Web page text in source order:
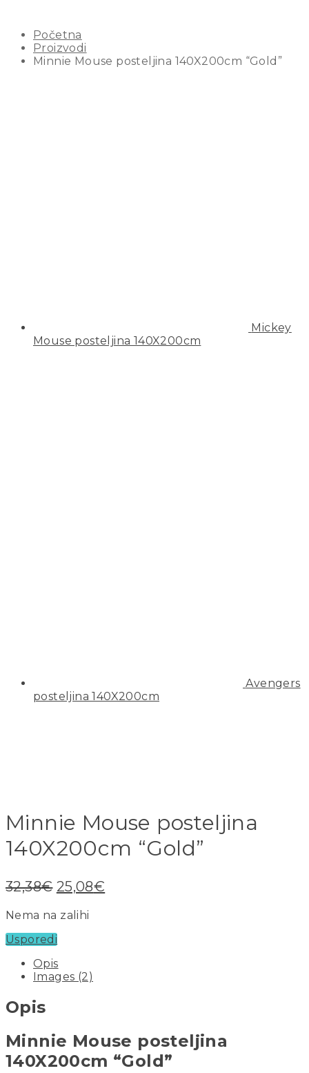
Početna
Proizvodi
Minnie Mouse posteljina 140X200cm “Gold”
Mickey
Mouse posteljina 140X200cm
Avengers
posteljina 140X200cm
Minnie Mouse posteljina
140X200cm “Gold”
32,38€ 25,08€
Nema na zalihi
Usporedi
Opis
Images (2)
Opis
Minnie Mouse posteljina
140X200cm “Gold”